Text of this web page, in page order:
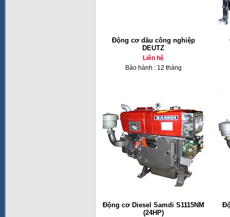
Động cơ dầu công nghiệp
DEUTZ
Liên hệ
Bảo hành : 12 tháng
Động cơ Diesel Samdi S1115NM
(24HP)